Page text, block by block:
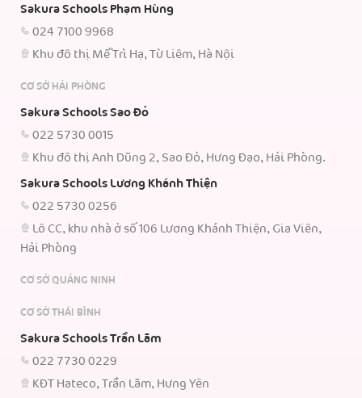
Sakura Schools Phạm Hùng
024 7100 9968
Khu đô thị Mễ Trì Hạ, Từ Liêm, Hà Nội
CƠ SỞ HẢI PHÒNG
Sakura Schools Sao Đỏ
022 5730 0015
Khu đô thị Anh Dũng 2, Sao Đỏ, Hưng Đạo, Hải Phòng.
Sakura Schools Lương Khánh Thiện
022 5730 0256
Lô CC, khu nhà ở số 106 Lương Khánh Thiện, Gia Viên,
Hải Phòng
CƠ SỞ QUẢNG NINH
CƠ SỞ THÁI BÌNH
Sakura Schools Trần Lãm
022 7730 0229
KĐT Hateco, Trần Lãm, Hưng Yên